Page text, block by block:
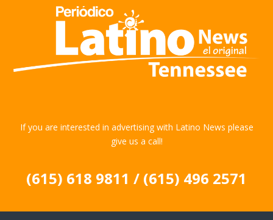
If you are interested in advertising with Latino News please
give us a call!
(615) 618 9811 / (615) 496 2571